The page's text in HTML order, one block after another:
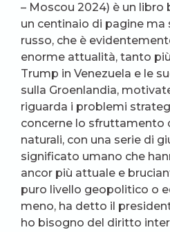
– Moscou 2024) è un libro
un centinaio di pagine ma
russo, che è
enorme attualità, tanto
Trump in Venezuela e le
sulla Groenlandia,
riguarda i problemi
concerne lo sfruttamento
naturali, con una serie di
significato umano che
ancor più attuale e
puro livello geopolitico o
meno, ha detto il
ho bisogno del diritto